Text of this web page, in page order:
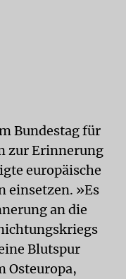
Bundestag für
zur Erinnerung
europäische
einsetzen. »Es
an die
Blutspur
Osteuropa,